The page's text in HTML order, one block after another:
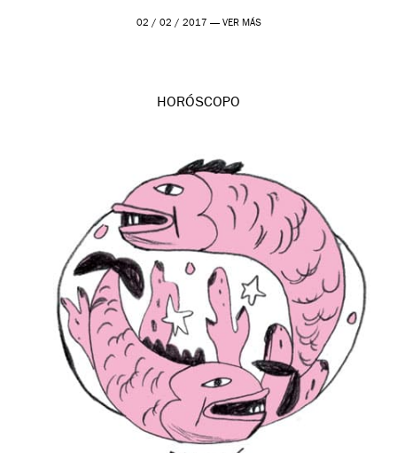
02 / 02 / 2017 — VER MÁS
HORÓSCOPO